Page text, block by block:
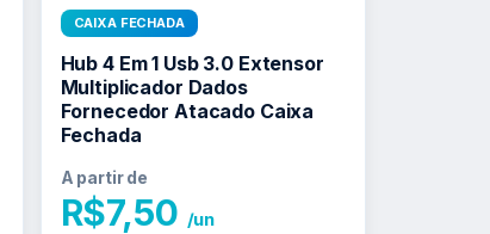
CAIXA FECHADA
Hub 4 Em 1 Usb 3.0 Extensor
Multiplicador Dados
Fornecedor Atacado Caixa
Fechada
A partir de
R$7,50 /un